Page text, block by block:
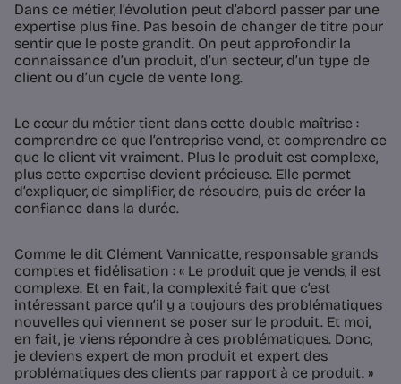
Dans ce métier, l’évolution peut d’abord passer par une
expertise plus fine. Pas besoin de changer de titre pour
sentir que le poste grandit. On peut approfondir la
connaissance d’un produit, d’un secteur, d’un type de
client ou d’un cycle de vente long.
Le cœur du métier tient dans cette double maîtrise :
comprendre ce que l’entreprise vend, et comprendre ce
que le client vit vraiment. Plus le produit est complexe,
plus cette expertise devient précieuse. Elle permet
d’expliquer, de simplifier, de résoudre, puis de créer la
confiance dans la durée.
Comme le dit Clément Vannicatte, responsable grands
comptes et fidélisation : « Le produit que je vends, il est
complexe. Et en fait, la complexité fait que c’est
intéressant parce qu’il y a toujours des problématiques
nouvelles qui viennent se poser sur le produit. Et moi,
en fait, je viens répondre à ces problématiques. Donc,
je deviens expert de mon produit et expert des
problématiques des clients par rapport à ce produit. »